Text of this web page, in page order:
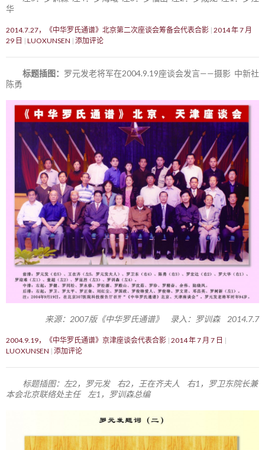
华
2014.7.27，《中华罗氏通谱》北京第二次座谈会筹备会代表合影 2014 年 7 月
29 日
LUOXUNSEN 添加评论
标题插图： 罗元发老将军在2004.9.19座谈会发言——摄影 中新社
陈勇
来源：2007版《中华罗氏通谱》 录入：罗训森 2014.7.7
2004.9.19，《中华罗氏通谱》京津座谈会代表合影 2014 年 7 月 7 日
LUOXUNSEN 添加评论
标题插图：左2，罗元发 右2，王在齐夫人 右1，罗卫东院长兼
本会北京联络处主任 左1，罗训森总编